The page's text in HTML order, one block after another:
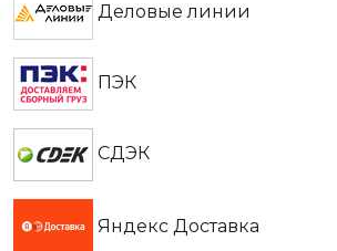
Деловые линии
ПЭК
СДЭК
Яндекс Доставка